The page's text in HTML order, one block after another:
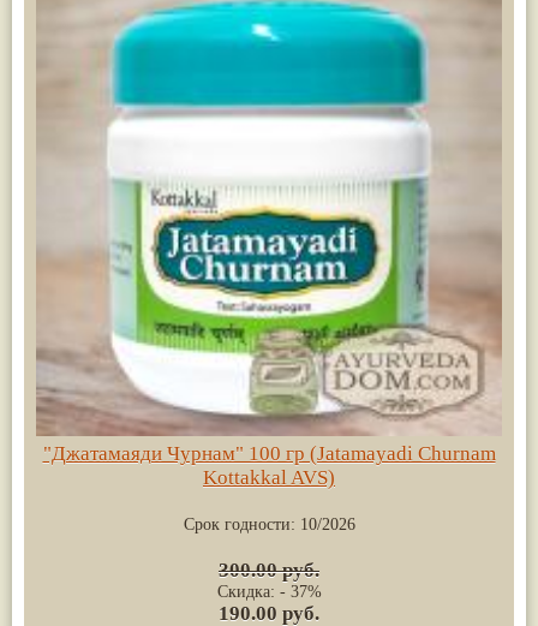
"Джатамаяди Чурнам" 100 гр (Jatamayadi Churnam
Kottakkal AVS)
Срок годности: 10/2026
300.00 руб.
Скидка: - 37%
190.00 руб.